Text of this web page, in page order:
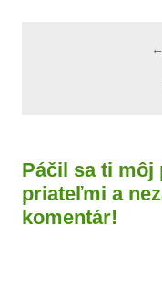
Páčil sa ti môj
priateľmi a
komentár!